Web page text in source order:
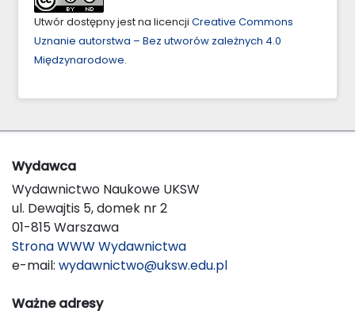
Utwór dostępny jest na licencji Creative Commons
Uznanie autorstwa – Bez utworów zależnych 4.0
Międzynarodowe.
Wydawca
Wydawnictwo Naukowe UKSW
ul. Dewajtis 5, domek nr 2
01-815 Warszawa
Strona WWW Wydawnictwa
e-mail: wydawnictwo@uksw.edu.pl
Ważne adresy